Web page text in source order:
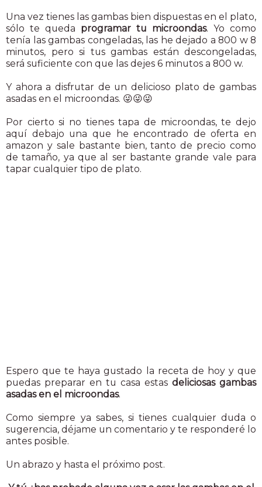
Una vez tienes las gambas bien dispuestas en el plato,
sólo te queda programar tu microondas. Yo como
tenía las gambas congeladas, las he dejado a 800 w 8
minutos, pero si tus gambas están descongeladas,
será suficiente con que las dejes 6 minutos a 800 w.
Y ahora a disfrutar de un delicioso plato de gambas
asadas en el microondas. 😜😜😜
Por cierto si no tienes tapa de microondas, te dejo
aquí debajo una que he encontrado de oferta en
amazon y sale bastante bien, tanto de precio como
de tamaño, ya que al ser bastante grande vale para
tapar cualquier tipo de plato.
Espero que te haya gustado la receta de hoy y que
puedas preparar en tu casa estas deliciosas gambas
asadas en el microondas.
Como siempre ya sabes, si tienes cualquier duda o
sugerencia, déjame un comentario y te responderé lo
antes posible.
Un abrazo y hasta el próximo post.